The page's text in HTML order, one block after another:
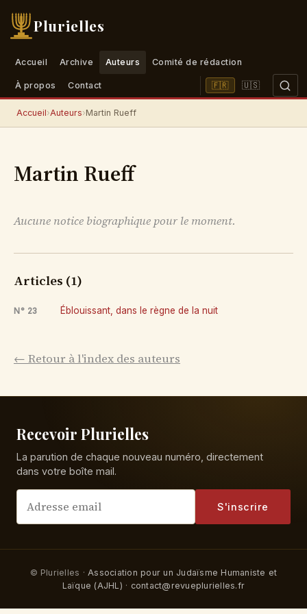
Plurielles
Accueil Archive Auteurs Comité de rédaction
À propos Contact 🇫🇷 🇺🇸
Accueil›Auteurs›Martin Rueff
Martin Rueff
Aucune notice biographique pour le moment.
Articles (1)
N° 23 Éblouissant, dans le règne de la nuit
← Retour à l'index des auteurs
Recevoir Plurielles
La parution de chaque nouveau numéro, directement
dans votre boîte mail.
S'inscrire
© Plurielles · Association pour un Judaïsme Humaniste et
Laïque (AJHL) · contact@revueplurielles.fr